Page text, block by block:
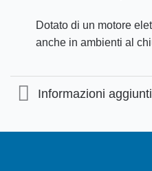
Dotato di un motore
anche in ambienti al
Informazioni